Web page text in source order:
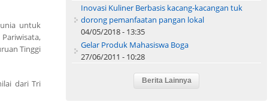
untuk
Tinggi
dari Tri
Inovasi Kuliner Berbasis kacang-kacangan tuk
dorong pemanfaatan pangan lokal
04/05/2018 - 13:35
Gelar Produk Mahasiswa Boga
27/06/2011 - 10:28